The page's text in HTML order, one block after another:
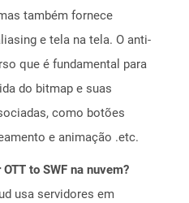
também fornece
e tela na tela. O anti-
que é fundamental para
do bitmap e suas
como botões
e animação .etc.
to SWF na nuvem?
usa servidores em